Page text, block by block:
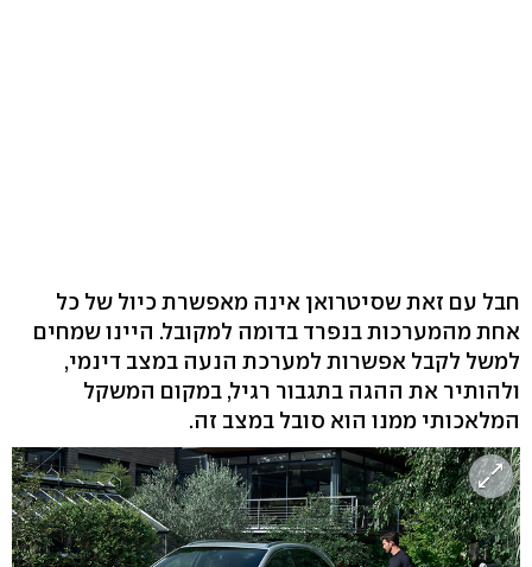
חבל עם זאת שסיטרואן אינה מאפשרת כיול של כל
אחת מהמערכות בנפרד בדומה למקובל. היינו שמחים
למשל לקבל אפשרות למערכת הנעה במצב דינמי,
ולהותיר את ההגה בתגבור רגיל, במקום המשקל
המלאכותי ממנו הוא סובל במצב זה.